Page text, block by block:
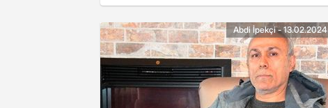
Abdi İpekçi - 13.02.2024